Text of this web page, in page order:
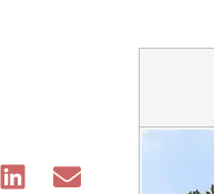
Share Share